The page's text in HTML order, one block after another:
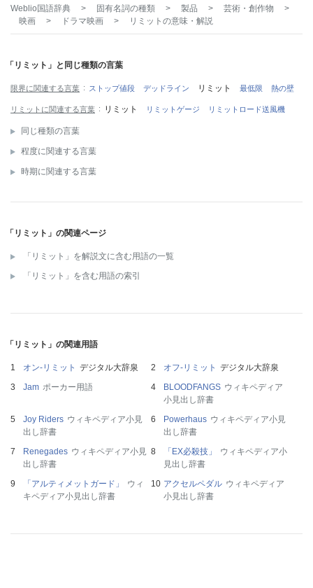
Weblio国語辞典 > 固有名詞の種類 > 製品 > 芸術・創作物
>
映画
> ドラマ映画 > リミット の意味・解説
「リミット」と同じ種類の言葉
限界に関連する言葉 ストップ値段 デッドライン リミット 最低限 熱の壁
リミットに関連する言葉 リミット リミットゲージ リミットロード送風機
同じ種類の言葉
程度に関連する言葉
時期に関連する言葉
「リミット」の関連ページ
「リミット」を解説文に含む用語の一覧
「リミット」を含む用語の索引
「リミット」の関連用語
オン‐リミット デジタル大辞泉 オフ‐リミット デジタル大辞泉
Jam ポーカー用語 BLOODFANGS ウィキペディア
小見出し辞書
Joy Riders ウィキペディア小見
出し辞書
Powerhaus ウィキペディア小見
出し辞書
Renegades ウィキペディア小見
出し辞書
「EX必殺技」
ウィキペディア小
見出し辞書
「アルティメットガード」
ウィ
キペディア小見出し辞書
アクセルペダル ウィキペディア
小見出し辞書